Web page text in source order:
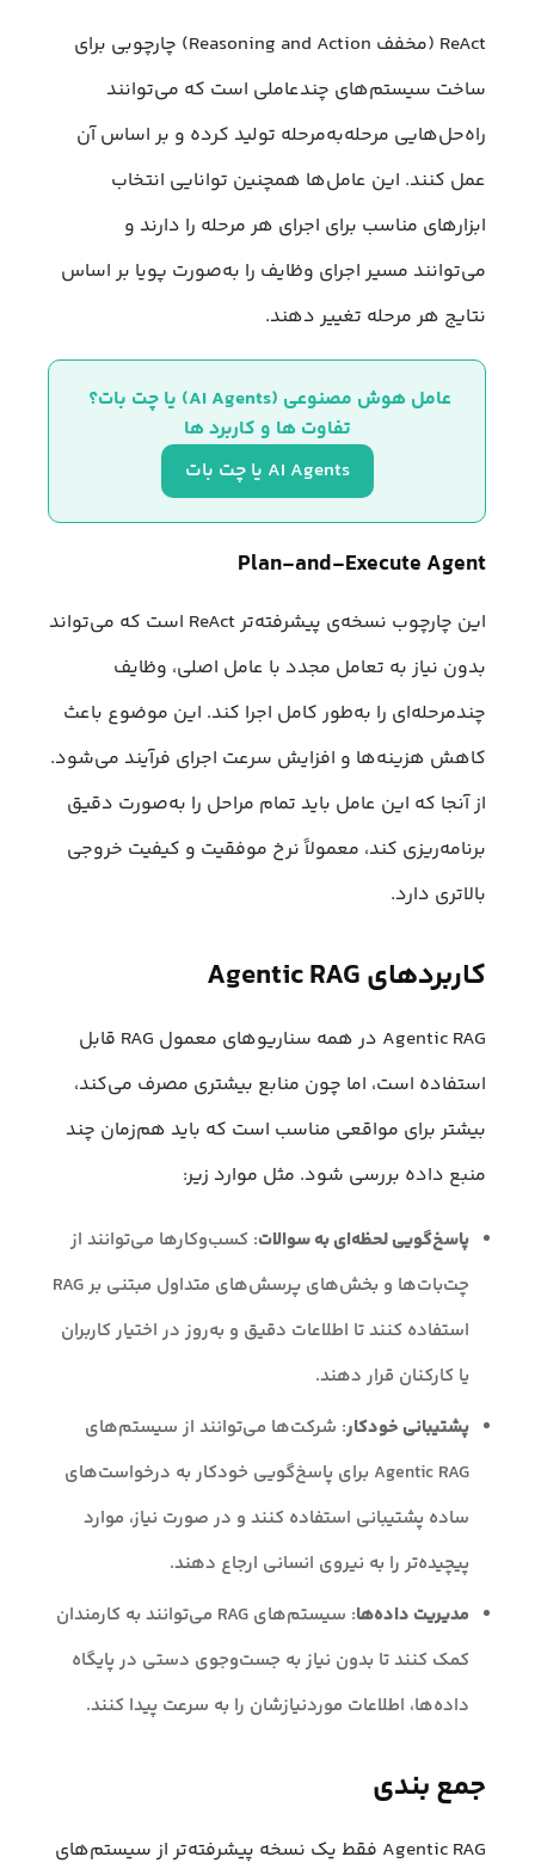
ReAct (مخفف Reasoning and Action) چارچوبی برای
ساخت سیستم‌های چندعاملی است که می‌توانند
راه‌حل‌هایی مرحله‌به‌مرحله تولید کرده و بر اساس آن
عمل کنند. این عامل‌ها همچنین توانایی انتخاب
ابزارهای مناسب برای اجرای هر مرحله را دارند و
می‌توانند مسیر اجرای وظایف را به‌صورت پویا بر اساس
نتایج هر مرحله تغییر دهند.
عامل هوش مصنوعی (AI Agents) یا چت‌ بات؟
تفاوت‌ ها و کاربرد ها
AI Agents یا چت‌ بات
Plan-and-Execute Agent
این چارچوب نسخه‌ی پیشرفته‌تر ReAct است که می‌تواند
بدون نیاز به تعامل مجدد با عامل اصلی، وظایف
چندمرحله‌ای را به‌طور کامل اجرا کند. این موضوع باعث
کاهش هزینه‌ها و افزایش سرعت اجرای فرآیند می‌شود.
از آنجا که این عامل باید تمام مراحل را به‌صورت دقیق
برنامه‌ریزی کند، معمولاً نرخ موفقیت و کیفیت خروجی
بالاتری دارد.
کاربردهای Agentic RAG
Agentic RAG در همه سناریوهای معمول RAG قابل
استفاده است، اما چون منابع بیشتری مصرف می‌کند،
بیشتر برای مواقعی مناسب است که باید هم‌زمان چند
منبع داده بررسی شود. مثل موارد زیر:
پاسخ‌گویی لحظه‌ای به سوالات: کسب‌وکارها می‌توانند از
چت‌بات‌ها و بخش‌های پرسش‌های متداول مبتنی بر RAG
استفاده کنند تا اطلاعات دقیق و به‌روز در اختیار کاربران
یا کارکنان قرار دهند.
پشتیبانی خودکار: شرکت‌ها می‌توانند از سیستم‌های
Agentic RAG برای پاسخ‌گویی خودکار به درخواست‌های
ساده پشتیبانی استفاده کنند و در صورت نیاز، موارد
پیچیده‌تر را به نیروی انسانی ارجاع دهند.
مدیریت داده‌ها
: سیستم‌های RAG می‌توانند به کارمندان
کمک کنند تا بدون نیاز به جست‌وجوی دستی در پایگاه
داده‌ها، اطلاعات موردنیازشان را به سرعت پیدا کنند.
جمع بندی
Agentic RAG فقط یک نسخه پیشرفته‌تر از سیستم‌های